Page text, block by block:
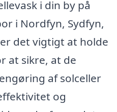
i din by på
i Nordfyn, Sydfyn,
det vigtigt at holde
at sikre, at de
af solceller
og